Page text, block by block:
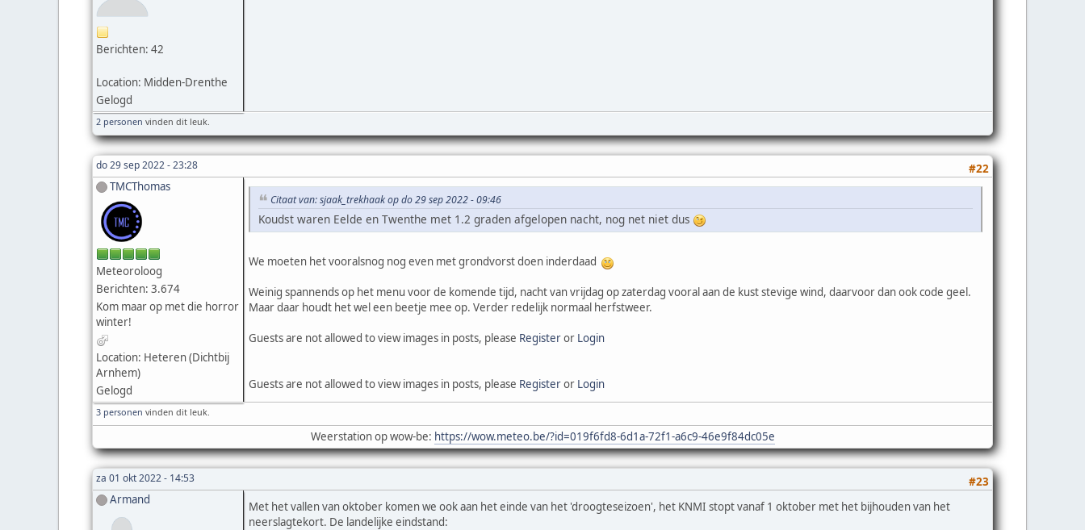
Berichten: 42
Location: Midden-Drenthe
Gelogd
2 personen vinden dit leuk.
do 29 sep 2022 - 23:28
#22
TMCThomas
Meteoroloog
Berichten: 3.674
Kom maar op met die horror
winter!
Location: Heteren (Dichtbij
Arnhem)
Gelogd
Citaat van: sjaak_trekhaak op do 29 sep 2022 - 09:46
Koudst waren Eelde en Twenthe met 1.2 graden afgelopen nacht, nog net niet dus
We moeten het vooralsnog nog even met grondvorst doen inderdaad
Weinig spannends op het menu voor de komende tijd, nacht van vrijdag op zaterdag vooral aan de kust stevige wind, daarvoor dan ook code geel.
Maar daar houdt het wel een beetje mee op. Verder redelijk normaal herfstweer.
Guests are not allowed to view images in posts, please Registeror Login
Guests are not allowed to view images in posts, please Registeror Login
3 personen vinden dit leuk.
Weerstation op wow-be: https://wow.meteo.be/?id=019f6fd8-6d1a-72f1-a6c9-46e9f84dc05e
za 01 okt 2022 - 14:53
#23
Armand
Met het vallen van oktober komen we ook aan het einde van het 'droogteseizoen', het KNMI stopt vanaf 1 oktober met het bijhouden van het
neerslagtekort. De landelijke eindstand: